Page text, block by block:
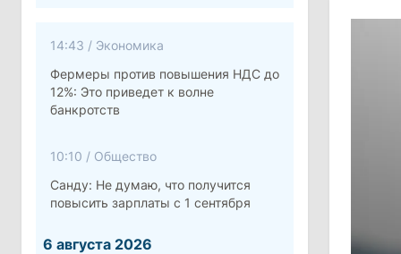
14:43 / Экономика
Фермеры против повышения НДС до
12%: Это приведет к волне
банкротств
10:10 / Общество
Санду: Не думаю, что получится
повысить зарплаты с 1 сентября
6 августа 2026